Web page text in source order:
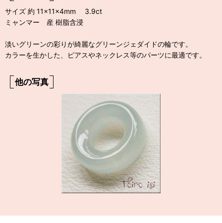
サイズ 約 11×11×4mm 3.9ct
ミャンマー 産 樹脂含浸
淡いグリーンの彩りが綺麗なグリーンジェダイドの輪です。
カラーを生かした、ピアスやネックレス等のパーツに最適です。
他の写真